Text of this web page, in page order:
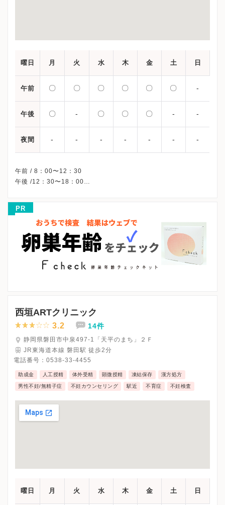
曜日 月 火 水 木 金 土 日
午前 〇 〇 〇 〇 〇 〇 -
午後 〇 - 〇 〇 〇 - -
夜間 - - - - - - -
午前 / 8：00〜12：30
午後 /12：30〜18：00
※詳細はクリニックHPを確認、または直接お問い合わせくださ
PR
西垣ARTクリニック
3.2 14件
静岡県磐田市中泉497-1「天平のまち」２Ｆ
JR東海道本線 磐田駅 徒歩2分
電話番号： 0538-33-4455
助成金 人工授精 体外受精 顕微授精 凍結保存 漢方処方
男性不妊/無精子症 不妊カウンセリング 駅近 不育症 不妊検査
曜日 月 火 水 木 金 土 日